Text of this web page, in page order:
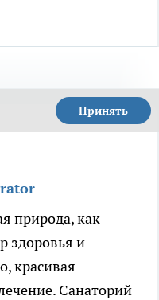
Принять
природа, как
здоровья и
красивая
Санаторий